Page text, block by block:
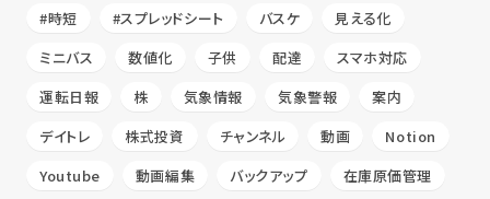
#時短
#スプレッドシート バスケ
見える化
ミニバス
数値化 子供 配達
スマホ対応
運転日報
株 気象情報 気象警報
案内
デイトレ
株式投資 チャンネル 動画
Notion
Youtube
動画編集 バックアップ
在庫原価管理